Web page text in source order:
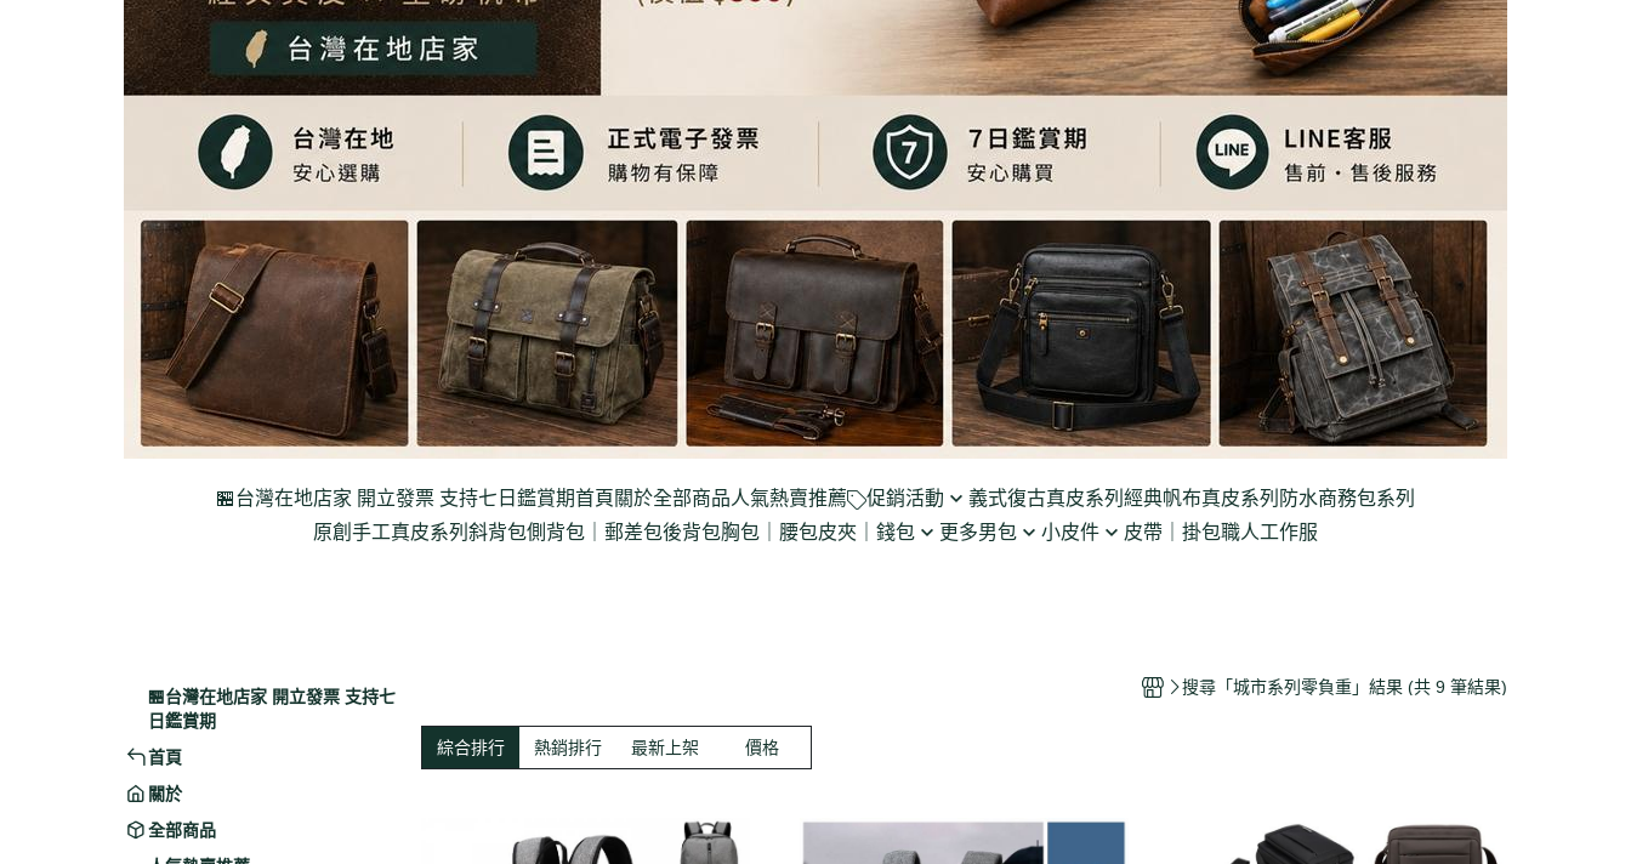
🏪台灣在地店家 開立發票 支持七日鑑賞期首頁 關於全部商品人氣熱賣推薦 促銷活動 義式復古真皮系列 經典帆布真皮系列 防水商務包系列
原創手工真皮系列 斜背包側背包｜郵差包後背包胸包｜腰包皮夾｜錢包 更多男包
重機掛包｜騎士背包
小皮件 皮帶｜掛包職人工作服
🏪台灣在地店家 開立發票 支持七
日鑑賞期
首頁
關於
全部商品
搜尋「城市系列零負重」結果 (共 9 筆結果)
綜合排行 熱銷排行 最新上架 價格